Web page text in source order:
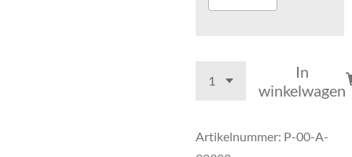
In
winkelwagen
Artikelnummer: P-00-A-